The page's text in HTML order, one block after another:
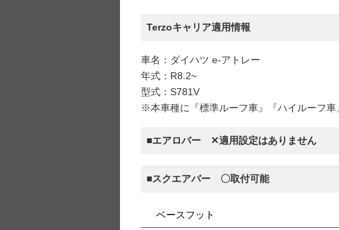
Terzoキャリア適用情報
車名：ダイハツ e-アトレー
年式：R8.2~
型式：S781V
※本車種に『標準ルーフ車』『ハイルーフ車
■エアロバー ✕適用設定はありません
■スクエアバー 〇取付可能
ベースフット